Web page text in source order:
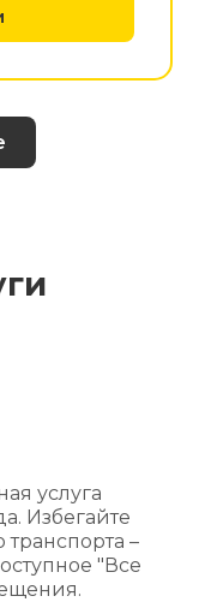
услуга
Избегайте
–
"Все